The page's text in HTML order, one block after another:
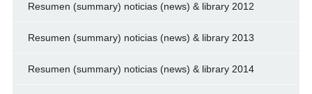
Resumen (summary) noticias (news) & library 2012
Resumen (summary) noticias (news) & library 2013
Resumen (summary) noticias (news) & library 2014